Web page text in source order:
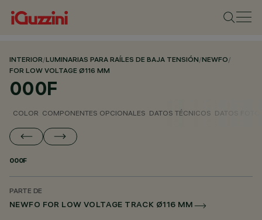
INTERIOR/LUMINARIAS PARA RAÍLES DE BAJA TENSIÓN/NEWFO/
FOR LOW VOLTAGE Ø116 MM
000F
COLOR COMPONENTES OPCIONALES DATOS TÉCNICOS DATOS
000F
PARTE DE
NEWFO FOR LOW VOLTAGE TRACK Ø116 MM